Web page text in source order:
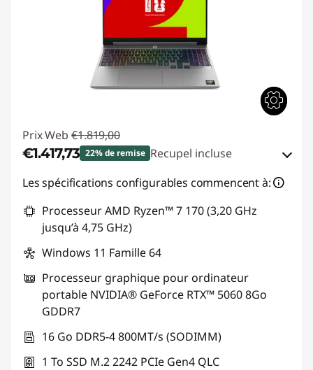
Prix Web €1.819,00
€1.417,73 22% de remise Recupel incluse
Bons de réduction en ligne :-€401,27
Code de réduction :GAMING-DEAL
Les spécifications configurables commencent à:
Processeur AMD Ryzen™ 7 170 (3,20 GHz
jusqu’à 4,75 GHz)
Windows 11 Famille 64
Processeur graphique pour ordinateur
portable NVIDIA® GeForce RTX™ 5060 8Go
GDDR7
16 Go DDR5-4 800MT/s (SODIMM)
1 To SSD M.2 2242 PCIe Gen4 QLC